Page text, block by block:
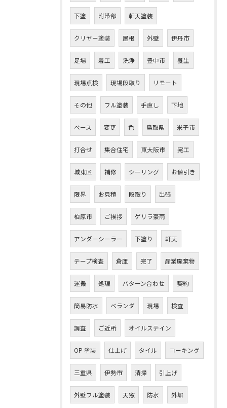
下塗 附帯部 軒天塗装
クリヤー塗装 屋根 外壁 伊丹市
足場 着工 洗浄 豊中市 養生
現場点検 現場段取り リモート
その他 フル塗装 手直し 下地
ベース 変更 色 鳥取県 米子市
打合せ 集合住宅 東大阪市 完工
城東区 補修 シーリング お値引き
限界 お見積 段取り 出張
柏原市 ご挨拶 ゲリラ豪雨
アンダーシーラー 下塗り 軒天
テープ検査 倉庫 完了 産業廃棄物
運搬 処理 パターン合わせ 契約
簡易防水 ベランダ 現場 検査
調査 ご近所 オイルステイン
OP 塗装 仕上げ タイル コーキング
三重県 伊勢市 清掃 引上げ
外壁フル塗装 天窓 防水 外塀
お問い合わせはこちら